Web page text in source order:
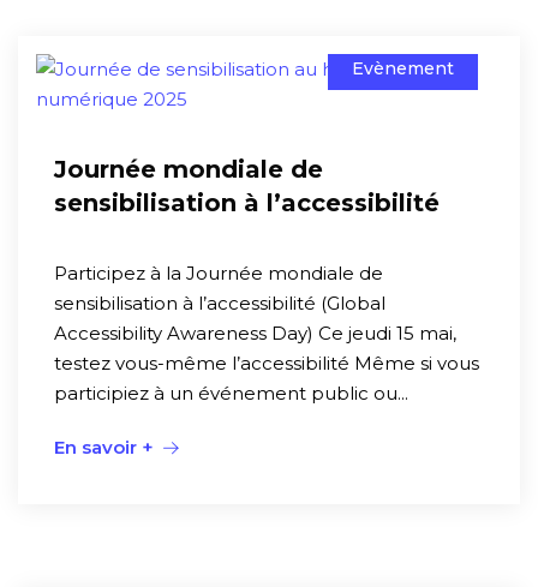
Evènement
Journée mondiale de
sensibilisation à l’accessibilité
Participez à la Journée mondiale de
sensibilisation à l’accessibilité (Global
Accessibility Awareness Day) Ce jeudi 15 mai,
testez vous-même l’accessibilité Même si vous
participiez à un événement public ou...
En savoir +